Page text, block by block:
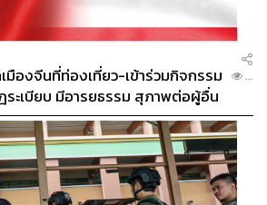
ที่ไม่ตัดสินเขา
าก” เพราะเมื่อเขารู้สึกว่าปัญหามัน
าที่เขาจะรับมือได้ จะห้ามไม่ให้เขา
อย่างไร
กตัวเอง ไม่คิดถึงพ่อแม่บ้างเหรอ”
การตัดสินเขา และเขาเองก็อาจจะ
นไม่อยากบอกพ่อแม่ เขาทุกข์มากอยู่
ก็มีความรักตัวเองทั้งนั้น เพียงแต่ ณ
ารู้สึกว่าตัวเองไม่มีค่าพอ
องจีนที่ท่องเที่ยว-เข้าร่วมกิจกรรม
ระเบียบ มีอารยธรรม สุภาพต่อผู้อื่น
...